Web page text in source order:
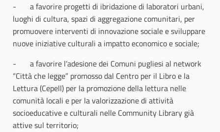
- a favorire progetti di ibridazione di laboratori urbani,
luoghi di cultura, spazi di aggregazione comunitari, per
promuovere interventi di innovazione sociale e sviluppare
nuove iniziative culturali a impatto economico e sociale;
- a favorire l’adesione dei Comuni pugliesi al network
“Città che legge” promosso dal Centro per il Libro e la
Lettura (Cepell) per la promozione della lettura nelle
comunità locali e per la valorizzazione di attività
socioeducative e culturali nelle Community Library già
attive sul territorio;